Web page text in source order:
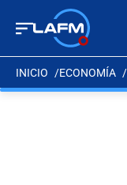
INICIO ECONOMÍA